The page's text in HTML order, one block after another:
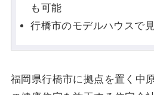
も可能
行橋市のモデルハウスで
福岡県行橋市に拠点を置く中